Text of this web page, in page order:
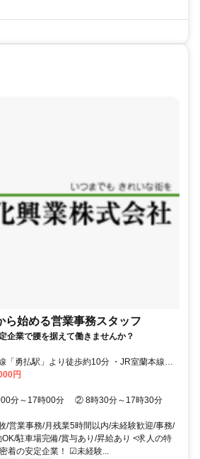
ら始める営業事務スタッフ
企業で腰を据えて働きませんか？
牧駅」より車で15分 ・道南バス「勇払出張
・日高自動車道「沼ノ端西IC」より車で約
IC」より車で約15分 無料駐車場完備
円
00分～17時00分 ② 8時30分～17時30分
/営業事務/月残業5時間以内/未経験歓迎/事務/
駐車場完備/賞与あり/昇給あり <求人の特
着の安定企業！ ☑未経験...